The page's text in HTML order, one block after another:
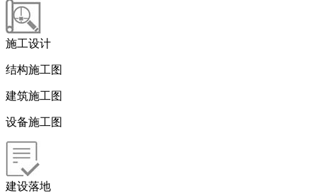
施工设计
结构施工图
建筑施工图
设备施工图
建设落地